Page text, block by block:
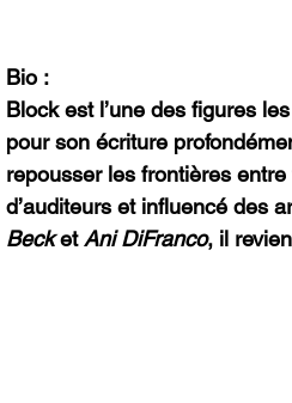
Bio :
Block est l’une des figures
pour son écriture
repousser les frontières
d’auditeurs et influencé des
Beck et Ani DiFranco, il